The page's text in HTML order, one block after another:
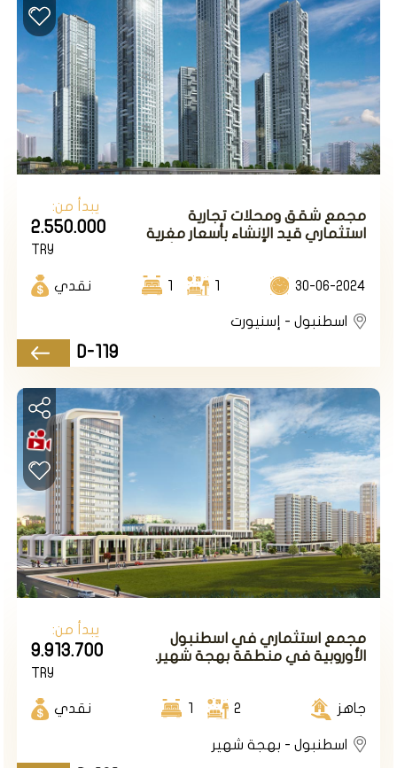
أبنية سكنية
بارتفاع 11 طابق وبعدد شقق إجمالي 217 شقة من نوع
ال1+1 / 2+1/ 3+1 /. بالإضافة لمحلات تجارية ومطاعم
وكفتريات
اسفل المشروع.
الأسعار تبدأ من 220 ألف دولار أمريكي لشقة 2+1
طريقة الدفع 50% الان والباقي أقساط على 30 شهرا
المشروع رقم D091
تم انشاء المشروع على مساحة ارض 25.000m2 يتضمنها
70% مساحات خضراء ومسطحات مائية .
يتالف المشروع من 8 أبنية سكنية بعدد شقق إجمالي
304 شقة من نوع 2+3/1+4/1+1.
76g محل تجاري يحيط بالمشروع
الأسعار تبدأ من 292 ألف دولار أمريكي لشقة 2+1
طريقة الدفع 50% الان والباقي أقساط على 24 شهرا
المشروع رقم D145
مجمع شقق ومحلات تجارية
استثماري قيد الإنشاء بأسعار مغرية
يبدأ من:
2.550.000
TRY
30-06-2024
1
1 نقدي
اسطنبول - إسنيورت
D-119
مجمع استثماري في اسطنبول
الأوروبية في منطقة بهجة شهير.
يبدأ من:
9.913.700
TRY
جاهز 2
1 نقدي
اسطنبول - بهجة شهير